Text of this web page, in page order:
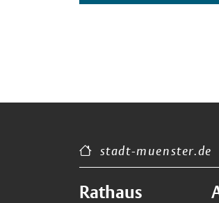
stadt-muenster.de
Rathaus